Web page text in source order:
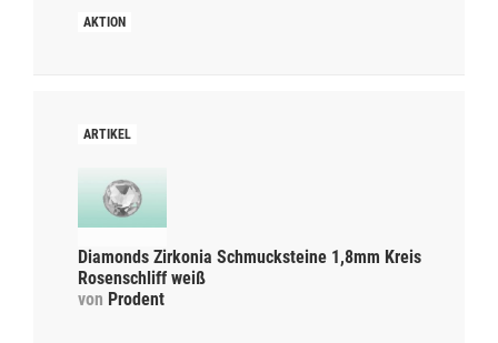
Diamonds Zirkonia Schmucksteine 1,8mm Kreis
Rosenschliff weiß
von Prodent